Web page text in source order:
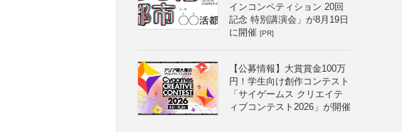
インコンペティション 20回
記念 特別講演会」が8月19日
に開催 [PR]
【公募情報】大賞賞金100万
円！学生向け創作コンテスト
「サイゲームス クリエイテ
ィブコンテスト2026」が開催